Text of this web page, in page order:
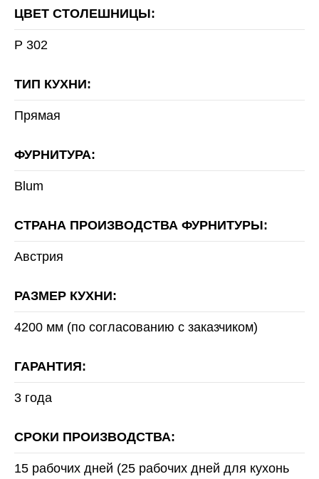
ЦВЕТ СТОЛЕШНИЦЫ:
Р 302
ТИП КУХНИ:
Прямая
ФУРНИТУРА:
Blum
СТРАНА ПРОИЗВОДСТВА ФУРНИТУРЫ:
Австрия
РАЗМЕР КУХНИ:
4200 мм (по согласованию с заказчиком)
ГАРАНТИЯ:
3 года
СРОКИ ПРОИЗВОДСТВА:
15 рабочих дней (25 рабочих дней для кухонь